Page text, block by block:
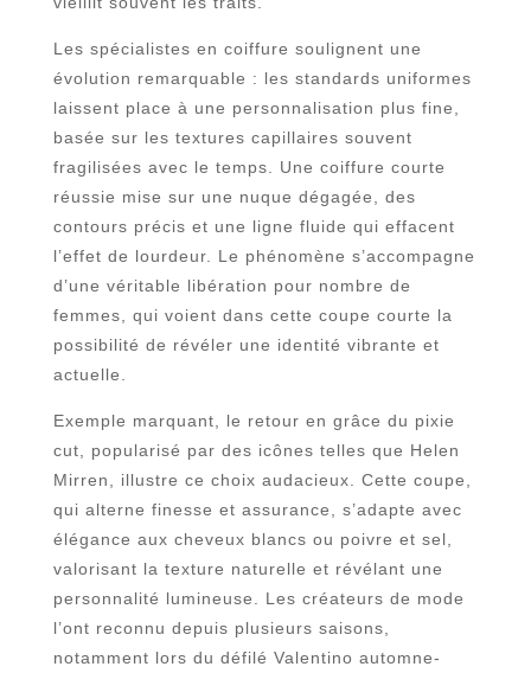
Les spécialistes en coiffure soulignent une
évolution remarquable : les standards uniformes
laissent place à une personnalisation plus fine,
basée sur les textures capillaires souvent
fragilisées avec le temps. Une coiffure courte
réussie mise sur une nuque dégagée, des
contours précis et une ligne fluide qui effacent
l’effet de lourdeur. Le phénomène s’accompagne
d’une véritable libération pour nombre de
femmes, qui voient dans cette coupe courte la
possibilité de révéler une identité vibrante et
actuelle.
Exemple marquant, le retour en grâce du pixie
cut, popularisé par des icônes telles que Helen
Mirren, illustre ce choix audacieux. Cette coupe,
qui alterne finesse et assurance, s’adapte avec
élégance aux cheveux blancs ou poivre et sel,
valorisant la texture naturelle et révélant une
personnalité lumineuse. Les créateurs de mode
l’ont reconnu depuis plusieurs saisons,
notamment lors du défilé Valentino automne-